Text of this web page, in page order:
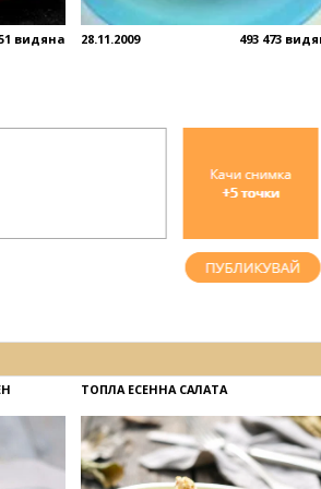
видяна 28.11.2009 493 473
ТОПЛА ЕСЕННА САЛАТА